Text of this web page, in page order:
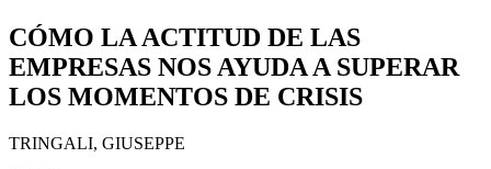
CÓMO LA ACTITUD DE LAS
EMPRESAS NOS AYUDA A SUPERAR
LOS MOMENTOS DE CRISIS
TRINGALI, GIUSEPPE